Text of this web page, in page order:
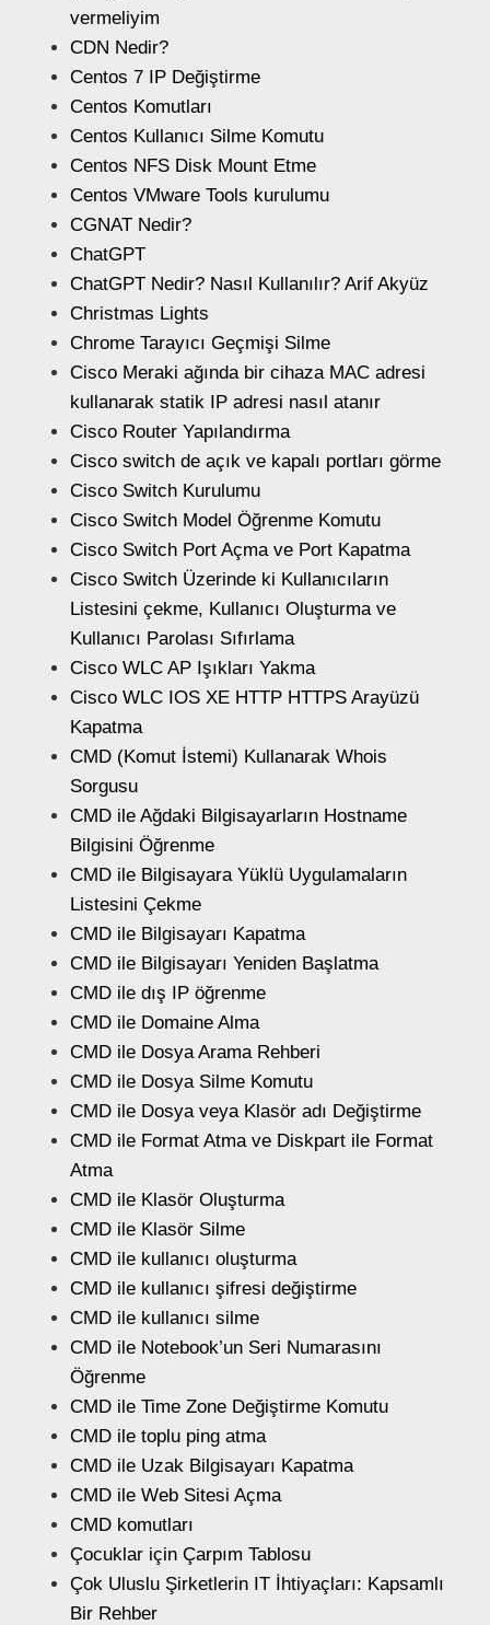
vermeliyim
CDN Nedir?
Centos 7 IP Değiştirme
Centos Komutları
Centos Kullanıcı Silme Komutu
Centos NFS Disk Mount Etme
Centos VMware Tools kurulumu
CGNAT Nedir?
ChatGPT
ChatGPT Nedir? Nasıl Kullanılır? Arif Akyüz
Christmas Lights
Chrome Tarayıcı Geçmişi Silme
Cisco Meraki ağında bir cihaza MAC adresi
kullanarak statik IP adresi nasıl atanır
Cisco Router Yapılandırma
Cisco switch de açık ve kapalı portları görme
Cisco Switch Kurulumu
Cisco Switch Model Öğrenme Komutu
Cisco Switch Port Açma ve Port Kapatma
Cisco Switch Üzerinde ki Kullanıcıların
Listesini çekme, Kullanıcı Oluşturma ve
Kullanıcı Parolası Sıfırlama
Cisco WLC AP Işıkları Yakma
Cisco WLC IOS XE HTTP HTTPS Arayüzü
Kapatma
CMD (Komut İstemi) Kullanarak Whois
Sorgusu
CMD ile Ağdaki Bilgisayarların Hostname
Bilgisini Öğrenme
CMD ile Bilgisayara Yüklü Uygulamaların
Listesini Çekme
CMD ile Bilgisayarı Kapatma
CMD ile Bilgisayarı Yeniden Başlatma
CMD ile dış IP öğrenme
CMD ile Domaine Alma
CMD ile Dosya Arama Rehberi
CMD ile Dosya Silme Komutu
CMD ile Dosya veya Klasör adı Değiştirme
CMD ile Format Atma ve Diskpart ile Format
Atma
CMD ile Klasör Oluşturma
CMD ile Klasör Silme
CMD ile kullanıcı oluşturma
CMD ile kullanıcı şifresi değiştirme
CMD ile kullanıcı silme
CMD ile Notebook’un Seri Numarasını
Öğrenme
CMD ile Time Zone Değiştirme Komutu
CMD ile toplu ping atma
CMD ile Uzak Bilgisayarı Kapatma
CMD ile Web Sitesi Açma
CMD komutları
Çocuklar için Çarpım Tablosu
Çok Uluslu Şirketlerin IT İhtiyaçları: Kapsamlı
Bir Rehber